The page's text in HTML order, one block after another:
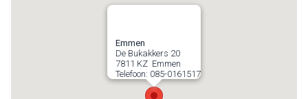
Emmen
De Bukakkers 20
7811 KZ Emmen
Telefoon: 085-0161517